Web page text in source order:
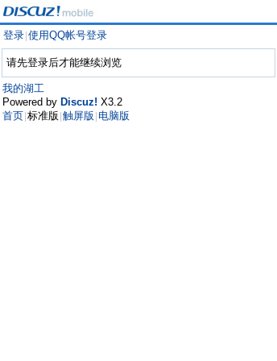
登录 使用QQ帐号登录
请先登录后才能继续浏览
我的湖工
Powered by Discuz! X3.2
首页 标准版 触屏版 电脑版